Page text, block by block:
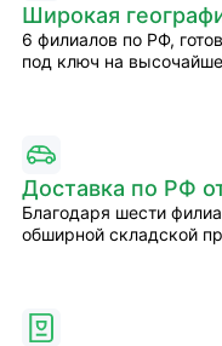
Широкая
6 филиалов по РФ,
под ключ на
Доставка по РФ
Благодаря шести
обширной складской